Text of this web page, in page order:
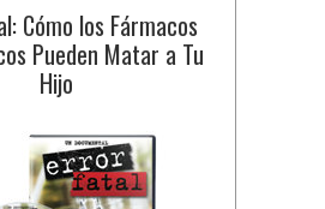
Cómo los Fármacos
Pueden Matar a Tu
Hijo